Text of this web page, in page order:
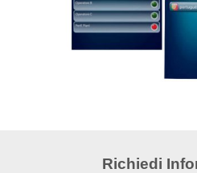
Richiedi